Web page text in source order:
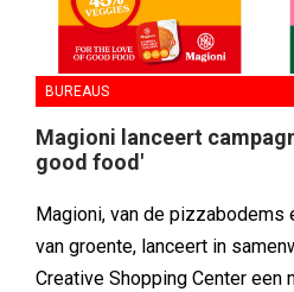
BUREAUS
Magioni lanceert
good food'
Magioni, van de pizzabodems
van groente, lanceert in
Creative Shopping Center een